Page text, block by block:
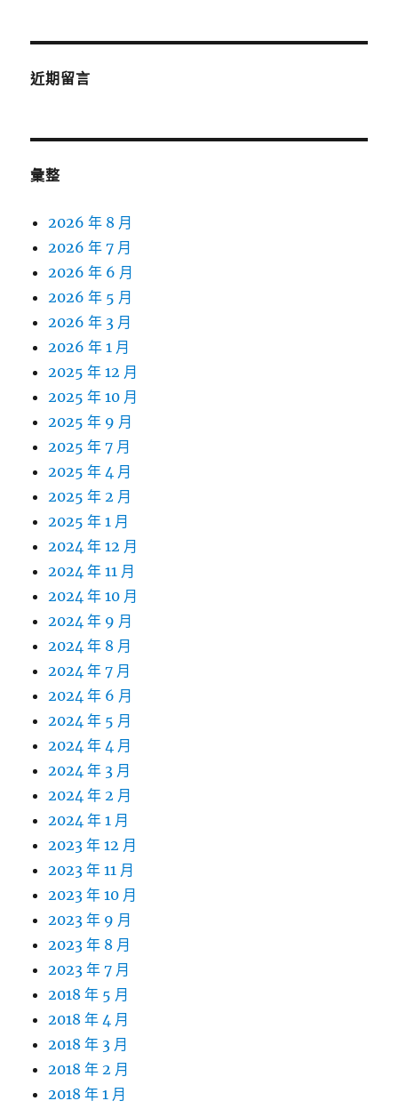
近期留言
彙整
2026 年 8 月
2026 年 7 月
2026 年 6 月
2026 年 5 月
2026 年 3 月
2026 年 1 月
2025 年 12 月
2025 年 10 月
2025 年 9 月
2025 年 7 月
2025 年 4 月
2025 年 2 月
2025 年 1 月
2024 年 12 月
2024 年 11 月
2024 年 10 月
2024 年 9 月
2024 年 8 月
2024 年 7 月
2024 年 6 月
2024 年 5 月
2024 年 4 月
2024 年 3 月
2024 年 2 月
2024 年 1 月
2023 年 12 月
2023 年 11 月
2023 年 10 月
2023 年 9 月
2023 年 8 月
2023 年 7 月
2018 年 5 月
2018 年 4 月
2018 年 3 月
2018 年 2 月
2018 年 1 月